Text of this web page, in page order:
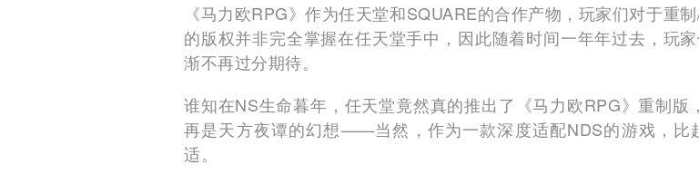
《马力欧RPG》作为任天堂和SQUARE的合作产物，玩家们对于重
的版权并非完全掌握在任天堂手中，因此随着时间一年年过去，玩
渐不再过分期待。
谁知在NS生命暮年，任天堂竟然真的推出了《马力欧RPG》重制
再是天方夜谭的幻想——当然，作为一款深度适配NDS的游戏，比
适。